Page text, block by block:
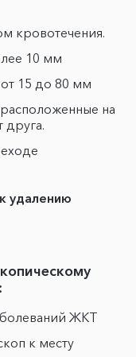
кровотечения.
10 мм
15 до 80 мм
на
друга.
удалению
ЖКТ
к месту